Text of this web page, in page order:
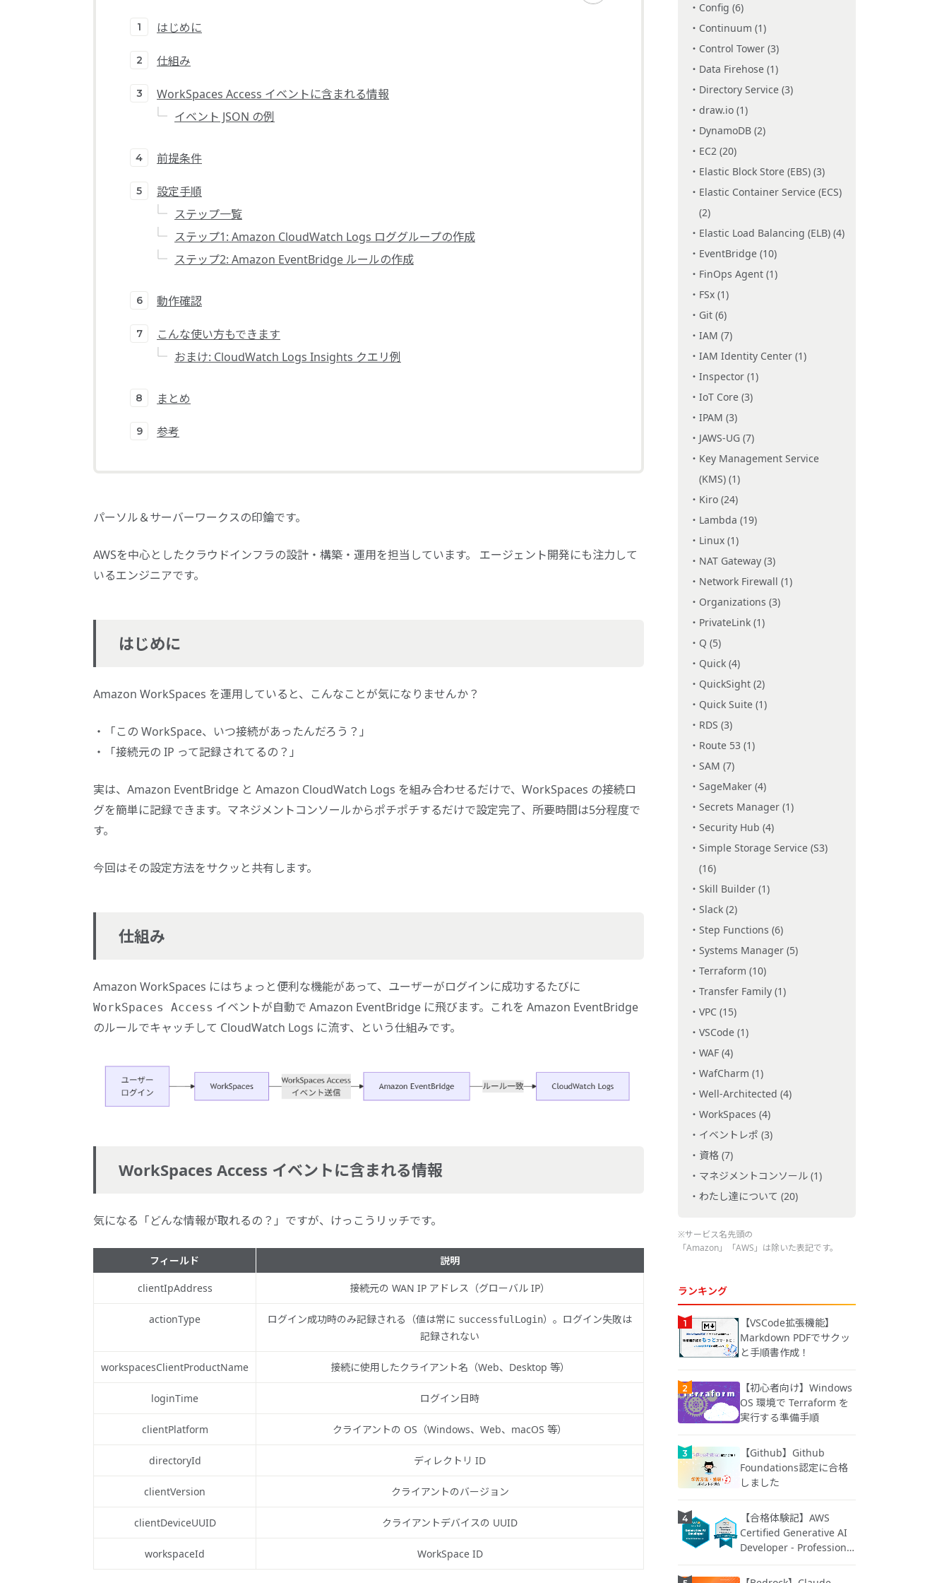
はじめに
仕組み
WorkSpaces Access イベントに含まれる情報
イベント JSON の例
前提条件
設定手順
ステップ一覧
ステップ1: Amazon CloudWatch Logs ロググループの作成
ステップ2: Amazon EventBridge ルールの作成
動作確認
こんな使い方もできます
おまけ: CloudWatch Logs Insights クエリ例
まとめ
参考
パーソル＆サーバーワークスの印鑰です。
AWSを中心としたクラウドインフラの設計・構築・運用を担当しています。 エージェント開発にも注力して
いるエンジニアです。
はじめに
Amazon WorkSpaces を運用していると、こんなことが気になりませんか？
「この WorkSpace、いつ接続があったんだろう？」
「接続元の IP って記録されてるの？」
実は、Amazon EventBridge と Amazon CloudWatch Logs を組み合わせるだけで、WorkSpaces の接続ロ
グを簡単に記録できます。マネジメントコンソールからポチポチするだけで設定完了、所要時間は5分程度で
す。
今回はその設定方法をサクッと共有します。
仕組み
Amazon WorkSpaces にはちょっと便利な機能があって、ユーザーがログインに成功するたびに
WorkSpaces Access イベントが自動で Amazon EventBridge に飛びます。これを Amazon EventBridge
のルールでキャッチして CloudWatch Logs に流す、という仕組みです。
WorkSpaces Access イベントに含まれる情報
気になる「どんな情報が取れるの？」ですが、けっこうリッチです。
フィールド 説明
clientIpAddress 接続元の WAN IP アドレス（グローバル IP）
actionType ログイン成功時のみ記録される（値は常に successfulLogin）。ログイン失敗は
記録されない
workspacesClientProductName 接続に使用したクライアント名（Web、Desktop 等）
loginTime ログイン日時
clientPlatform クライアントの OS（Windows、Web、macOS 等）
directoryId ディレクトリ ID
clientVersion クライアントのバージョン
clientDeviceUUID クライアントデバイスの UUID
workspaceId WorkSpace ID
Config (6)
Continuum (1)
Control Tower (3)
Data Firehose (1)
Directory Service (3)
draw.io (1)
DynamoDB (2)
EC2 (20)
Elastic Block Store (EBS) (3)
Elastic Container Service (ECS)
(2)
Elastic Load Balancing (ELB) (4)
EventBridge (10)
FinOps Agent (1)
FSx (1)
Git (6)
IAM (7)
IAM Identity Center (1)
Inspector (1)
IoT Core (3)
IPAM (3)
JAWS-UG (7)
Key Management Service
(KMS) (1)
Kiro (24)
Lambda (19)
Linux (1)
NAT Gateway (3)
Network Firewall (1)
Organizations (3)
PrivateLink (1)
Q (5)
Quick (4)
QuickSight (2)
Quick Suite (1)
RDS (3)
Route 53 (1)
SAM (7)
SageMaker (4)
Secrets Manager (1)
Security Hub (4)
Simple Storage Service (S3)
(16)
Skill Builder (1)
Slack (2)
Step Functions (6)
Systems Manager (5)
Terraform (10)
Transfer Family (1)
VPC (15)
VSCode (1)
WAF (4)
WafCharm (1)
Well-Architected (4)
WorkSpaces (4)
イベントレポ (3)
資格 (7)
マネジメントコンソール (1)
わたし達について (20)
※サービス名先頭の
「Amazon」「AWS」は除いた表記です。
ランキング
【VSCode拡張機能】
Markdown PDFでサクッ
と手順書作成！
【初心者向け】Windows
OS 環境で Terraform を
実行する準備手順
【Github】Github
Foundations認定に合格
しました
【合格体験記】AWS
Certified Generative AI
Developer - Professional